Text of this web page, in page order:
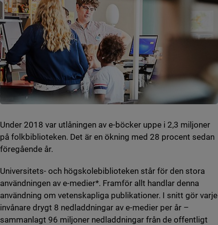
Under 2018 var utlåningen av e-böcker uppe i 2,3 miljoner
på folkbiblioteken. Det är en ökning med 28 procent sedan
föregående år.
Universitets- och högskolebiblioteken står för den stora
användningen av e-medier*. Framför allt handlar denna
användning om vetenskapliga publikationer. I snitt gör varje
invånare drygt 8 nedladdningar av e-medier per år –
sammanlagt 96 miljoner nedladdningar från de offentligt